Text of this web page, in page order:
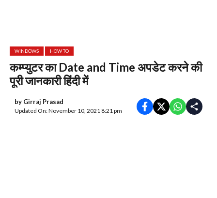
WINDOWS HOW TO
कम्प्युटर का Date and Time अपडेट करने की
पूरी जानकारी हिंदी में
by Girraj Prasad
Updated On: November 10, 2021 8:21 pm